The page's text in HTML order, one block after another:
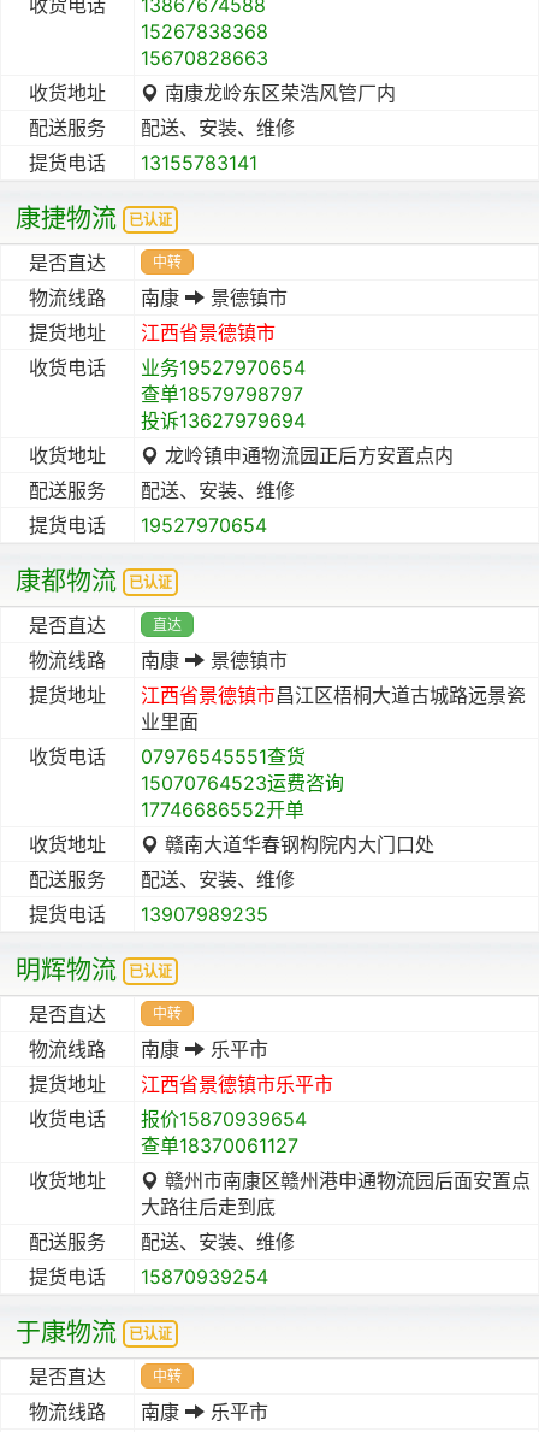
15267838368
15670828663
收货地址
南康龙岭东区荣浩风管厂内
配送服务
配送、安装、维修
提货电话
13155783141
康捷物流 已认证
是否直达 中转
物流线路 南康
景德镇市
提货地址
江西省景德镇市
收货电话
业务19527970654
查单18579798797
投诉13627979694
收货地址
龙岭镇申通物流园正后方安置点内
配送服务
配送、安装、维修
提货电话
19527970654
康都物流 已认证
是否直达 直达
物流线路 南康
景德镇市
提货地址
江西省景德镇市昌江区梧桐大道古城路远景瓷
业里面
收货电话
07976545551查货
15070764523运费咨询
17746686552开单
收货地址
赣南大道华春钢构院内大门口处
配送服务
配送、安装、维修
提货电话
13907989235
明辉物流 已认证
是否直达 中转
物流线路 南康
乐平市
提货地址
江西省景德镇市乐平市
收货电话
报价15870939654
查单18370061127
收货地址
赣州市南康区赣州港申通物流园后面安置点
大路往后走到底
配送服务
配送、安装、维修
提货电话
15870939254
于康物流 已认证
是否直达 中转
物流线路 南康
乐平市